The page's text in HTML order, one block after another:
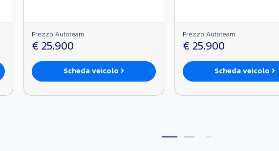
Prezzo Autoteam
€ 25.900
Scheda veicolo
Prezzo Autoteam
€ 25.900
Scheda veicolo